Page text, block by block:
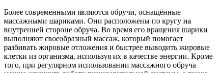
Более современными являются обручи, оснащённые
массажными шариками. Они расположены по кругу на
внутренней стороне обруча. Во время его вращения шарики
выполняют своеобразный массаж, который помогает
разбивать жировые отложения и быстрее выводить жировые
клетки из организма, используя их в качестве энергии. Кроме
того, при регулярном использовании массажного обруча